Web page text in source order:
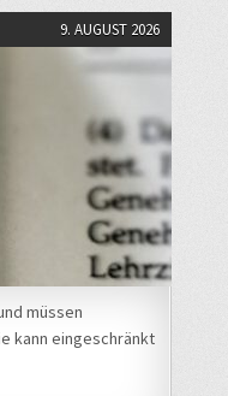
9. AUGUST 2026
müssen
kann eingeschränkt